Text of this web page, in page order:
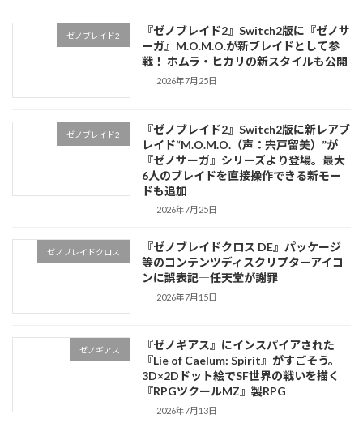
ゼノブレイド2
『ゼノブレイド2』Switch2版に『ゼノサ
ーガ』M.O.M.O.が新ブレイドとして参
戦！ ホムラ・ヒカリの新スタイルも公開
2026年7月25日
ゼノブレイド2
『ゼノブレイド2』Switch2版に新レアブ
レイド“M.O.M.O.（声：宍戸留美）”が
『ゼノサーガ』シリーズより登場。最大
6人のブレイドを直接操作できる新モー
ドも追加
2026年7月25日
ゼノブレイドクロス
『ゼノブレイドクロス DE』パッケージ
等のコンテンツディスクリプターアイコ
ンに誤表記―任天堂が謝罪
2026年7月15日
ゼノギアス
『ゼノギアス』にインスパイアされた
『Lie of Caelum: Spirit』がすごそう。
3D×2Dドット絵でSF世界の戦いを描く
『RPGツクールMZ』製RPG
2026年7月13日